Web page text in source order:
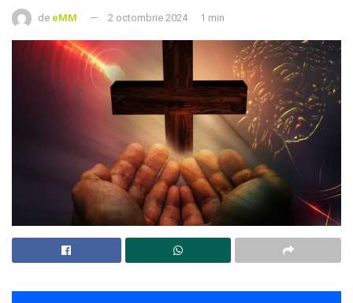
de eMM 2 octombrie 2024 1 min